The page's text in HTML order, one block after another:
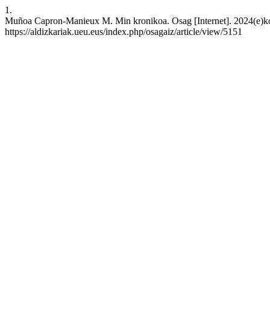
1.
Muñoa Capron-Manieux M. Min kronikoa. Osag [Internet].
https://aldizkariak.ueu.eus/index.php/osagaiz/article/view/5151